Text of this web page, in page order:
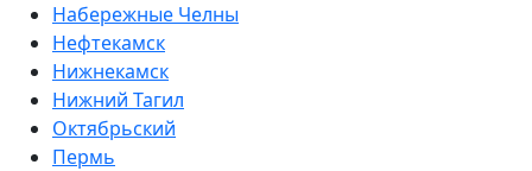
Набережные Челны
Нефтекамск
Нижнекамск
Нижний Тагил
Октябрьский
Пермь